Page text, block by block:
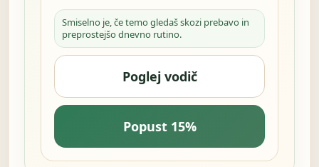
Smiselno je, če temo gledaš skozi prebavo in
preprostejšo dnevno rutino.
Poglej vodič
Popust 15%